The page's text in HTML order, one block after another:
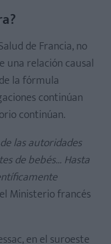
de Francia, no
una relación causal
la fórmula
continúan
continúan.
las autoridades
de bebés… Hasta
Ministerio francés
en el suroeste